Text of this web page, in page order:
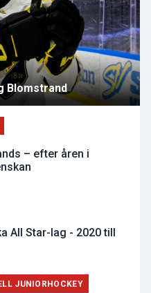
Blomstrand
– efter åren i
All Star-lag - 2020 till
JUNIORHOCKEY